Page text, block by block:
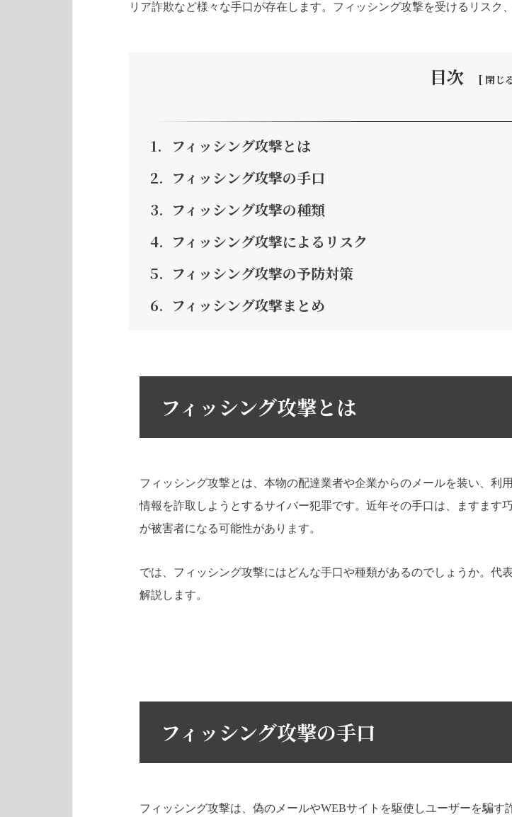
リア詐欺など様々な手口が存在します。フィッシング攻撃を受けるリスク
目次
フィッシング攻撃とは
フィッシング攻撃の手口
フィッシング攻撃の種類
フィッシング攻撃によるリスク
フィッシング攻撃の予防対策
フィッシング攻撃まとめ
フィッシング攻撃とは
フィッシング攻撃とは、本物の配達業者や企業からのメールを装い、利
情報を詐取しようとするサイバー犯罪です。近年その手口は、ますます
が被害者になる可能性があります。
では、フィッシング攻撃にはどんな手口や種類があるのでしょうか。代
解説します。
フィッシング攻撃の手口
フィッシング攻撃は、偽のメールやWEBサイトを駆使しユーザーを騙す